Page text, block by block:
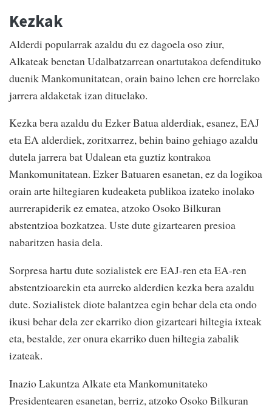
Kezkak
Alderdi popularrak azaldu du ez dagoela oso ziur,
Alkateak benetan Udalbatzarrean onartutakoa defendituko
duenik Mankomunitatean, orain baino lehen ere horrelako
jarrera aldaketak izan dituelako.
Kezka bera azaldu du Ezker Batua alderdiak, esanez, EAJ
eta EA alderdiek, zoritxarrez, behin baino gehiago azaldu
dutela jarrera bat Udalean eta guztiz kontrakoa
Mankomunitatean. Ezker Batuaren esanetan, ez da logikoa
orain arte hiltegiaren kudeaketa publikoa izateko inolako
aurrerapiderik ez ematea, atzoko Osoko Bilkuran
abstentzioa bozkatzea. Uste dute gizartearen presioa
nabaritzen hasia dela.
Sorpresa hartu dute sozialistek ere EAJ-ren eta EA-ren
abstentzioarekin eta aurreko alderdien kezka bera azaldu
dute. Sozialistek diote balantzea egin behar dela eta ondo
ikusi behar dela zer ekarriko dion gizarteari hiltegia ixteak
eta, bestalde, zer onura ekarriko duen hiltegia zabalik
izateak.
Inazio Lakuntza Alkate eta Mankomunitateko
Presidentearen esanetan, berriz, atzoko Osoko Bilkuran